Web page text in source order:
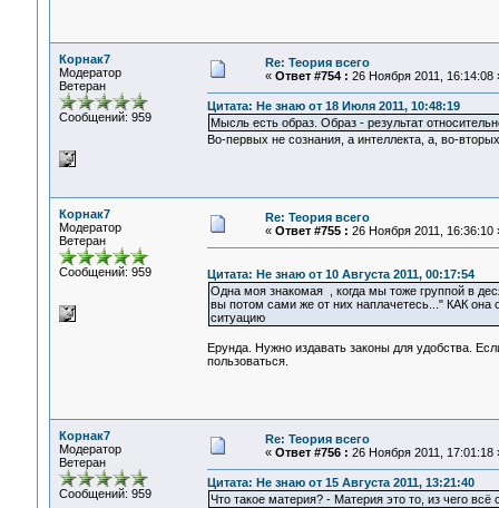
Корнак7
Модератор
Ветеран
Сообщений: 959
Re: Теория всего
« Ответ #754 : 26 Ноября 2011, 16:14:08
Цитата: Не знаю от 18 Июля 2011, 10:48:19
Мысль есть образ. Образ - результат
Во-первых не сознания, а интеллекта, а, во-
Корнак7
Модератор
Ветеран
Сообщений: 959
Re: Теория всего
« Ответ #755 : 26 Ноября 2011, 16:36:10
Цитата: Не знаю от 10 Августа 2011, 00:17:54
Одна моя знакомая , когда мы тоже группой в
вы потом сами же от них наплачетесь..." КАК она
ситуацию
Ерунда. Нужно издавать законы для удобства.
пользоваться.
Корнак7
Модератор
Ветеран
Сообщений: 959
Re: Теория всего
« Ответ #756 : 26 Ноября 2011, 17:01:18
Цитата: Не знаю от 15 Августа 2011, 13:21:40
Что такое материя? - Материя это то, из чего